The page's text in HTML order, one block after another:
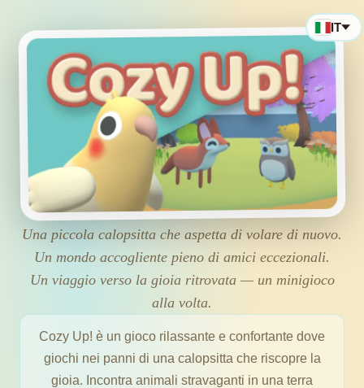
Una piccola calopsitta che aspetta di volare di nuovo.
Un mondo accogliente pieno di amici eccezionali.
Un viaggio verso la gioia ritrovata — un minigioco
alla volta.
Cozy Up! è un gioco rilassante e confortante dove
giochi nei panni di una calopsitta che riscopre la
gioia. Incontra animali stravaganti in una terra
IT